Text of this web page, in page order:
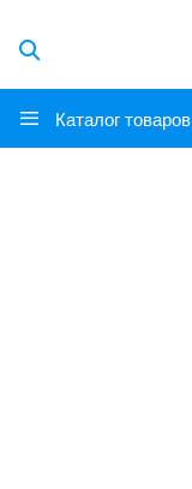
Каталог товаров